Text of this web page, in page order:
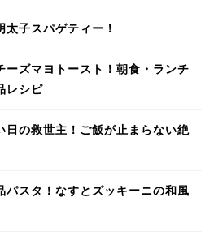
子スパゲティー！
ーズマヨトースト！朝食・ランチ
レシピ
日の救世主！ご飯が止まらない絶
パスタ！なすとズッキーニの和風